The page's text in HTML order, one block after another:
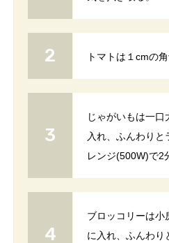
トマトは１cmの
じゃがいもは一口
入れ、ふんわり
レンジ(500W)で2
ブロッコリーは小
に入れ、ふんわり